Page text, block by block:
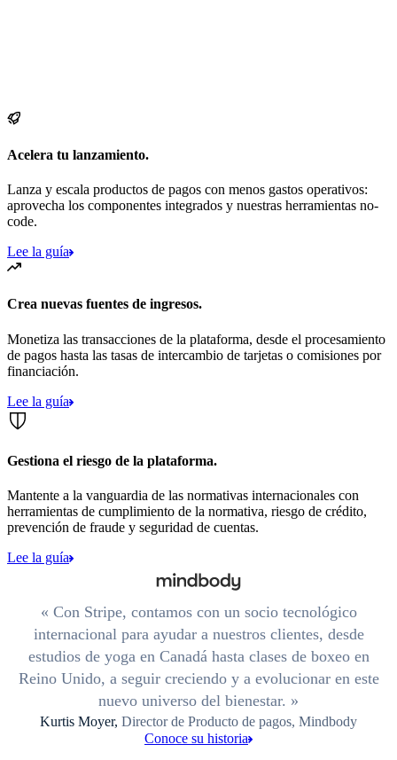
Acelera tu lanzamiento.
Lanza y escala productos de pagos con menos gastos operativos:
aprovecha los componentes integrados y nuestras herramientas no-
code.
Lee la guía
Crea nuevas fuentes de ingresos.
Monetiza las transacciones de la plataforma, desde el procesamiento
de pagos hasta las tasas de intercambio de tarjetas o comisiones por
financiación.
Lee la guía
Gestiona el riesgo de la plataforma.
Mantente a la vanguardia de las normativas internacionales con
herramientas de cumplimiento de la normativa, riesgo de crédito,
prevención de fraude y seguridad de cuentas.
Lee la guía
Con Stripe, contamos con un socio tecnológico
internacional para ayudar a nuestros clientes, desde
estudios de yoga en Canadá hasta clases de boxeo en
Reino Unido, a seguir creciendo y a evolucionar en este
nuevo universo del bienestar.
Kurtis Moyer, Director de Producto de pagos, Mindbody
Conoce su historia